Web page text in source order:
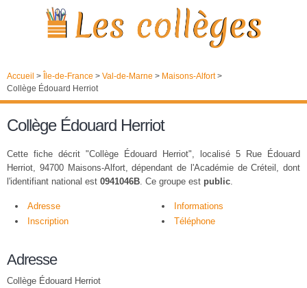
Accueil > Île-de-France > Val-de-Marne > Maisons-Alfort>
Collège Édouard Herriot
Collège Édouard Herriot
Cette fiche décrit "Collège Édouard Herriot", localisé 5 Rue Édouard
Herriot, 94700 Maisons-Alfort, dépendant de l'Académie de Créteil, dont
l'identifiant national est 0941046B. Ce groupe est public.
Adresse
Informations
Inscription
Téléphone
Adresse
Collège Édouard Herriot